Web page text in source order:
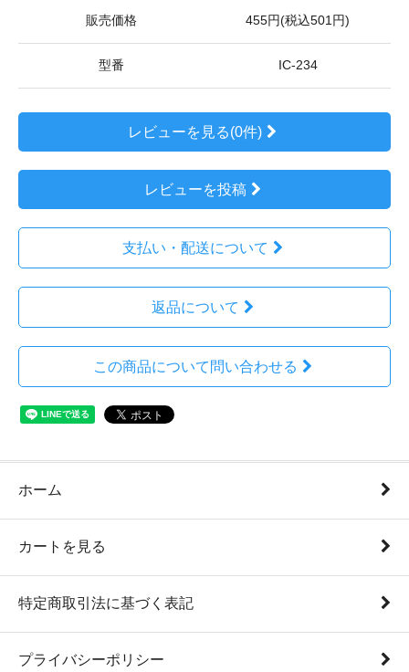
販売価格 455円(税込501円)
型番 IC-234
レビューを見る(0件)
レビューを投稿
支払い・配送について
返品について
この商品について問い合わせる
ホーム
カートを見る
特定商取引法に基づく表記
プライバシーポリシー